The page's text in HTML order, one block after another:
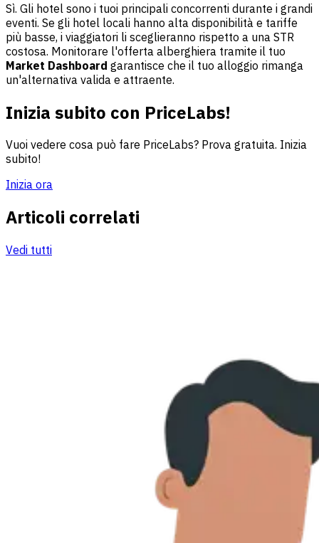
Sì. Gli hotel sono i tuoi principali concorrenti durante i grandi
eventi. Se gli hotel locali hanno alta disponibilità e tariffe
più basse, i viaggiatori li sceglieranno rispetto a una STR
costosa. Monitorare l'offerta alberghiera tramite il tuo
Market Dashboard garantisce che il tuo alloggio rimanga
un'alternativa valida e attraente.
Inizia subito con PriceLabs!
Vuoi vedere cosa può fare PriceLabs? Prova gratuita. Inizia
subito!
Inizia ora
Articoli correlati
Vedi tutti